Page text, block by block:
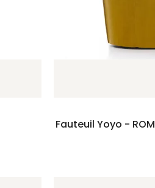
Fauteuil Yoyo - ROM